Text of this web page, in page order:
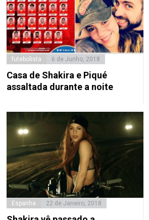
futebolista 6 de Junho, 2018
Casa de Shakira e Piqué
assaltada durante a noite
Espanha 22 de Janeiro, 2018